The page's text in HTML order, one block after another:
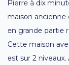
Pierre à dix
maison ancienne
en grande partie
Cette maison
est sur 2